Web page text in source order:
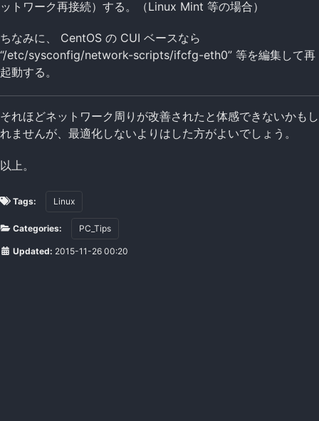
ットワーク再接続）する。（Linux Mint 等の場合）
ちなみに、 CentOS の CUI ベースなら
“/etc/sysconfig/network-scripts/ifcfg-eth0” 等を編集して再
起動する。
それほどネットワーク周りが改善されたと体感できないかもし
れませんが、最適化しないよりはした方がよいでしょう。
以上。
Tags: Linux
Categories: PC_Tips
Updated: 2015-11-26 00:20